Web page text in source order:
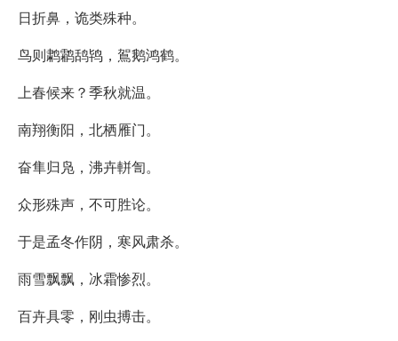
日折鼻，诡类殊种。
鸟则鹔鹴鸹鸨，鴐鹅鸿鹤。
上春候来？季秋就温。
南翔衡阳，北栖雁门。
奋隼归凫，沸卉軿訇。
众形殊声，不可胜论。
于是孟冬作阴，寒风肃杀。
雨雪飘飘，冰霜惨烈。
百卉具零，刚虫搏击。